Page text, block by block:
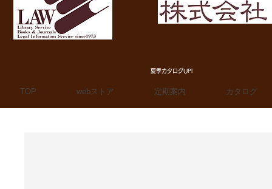
夏季カタログUP!
TOP webストア 定期案内 カタログ